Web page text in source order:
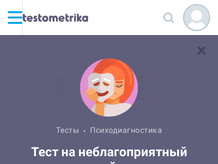
Тесты Психодиагностика
Тест на неблагоприятный